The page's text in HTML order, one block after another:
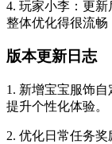
4. 玩家小李：更
整体优化得很流畅
版本更新日志
1. 新增宝宝服饰
提升个性化体验。
2. 优化日常任务